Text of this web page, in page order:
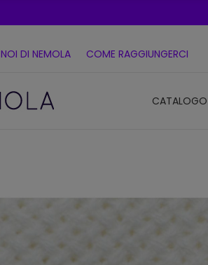
NOI DI NEMOLA COME RAGGIUNGERCI
CATALOGO